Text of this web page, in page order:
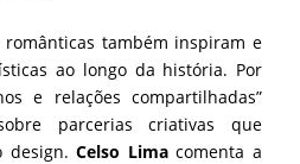
românticas também inspiram e
ao longo da história. Por
e relações compartilhadas”
parcerias criativas que
design.Celso Limacomenta a